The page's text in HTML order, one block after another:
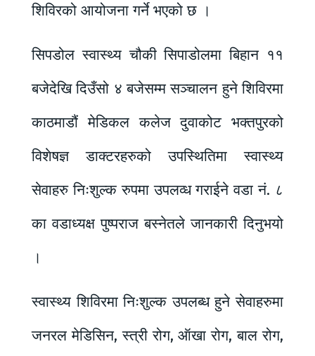
शिविरको आयोजना गर्ने भएको छ ।
सिपडोल स्वास्थ्य चौकी सिपाडोलमा बिहान ११
बजेदेखि दिउँसो ४ बजेसम्म सञ्चालन हुने शिविरमा
काठमाडौं मेडिकल कलेज दुवाकोट भक्तपुरको
विशेषज्ञ डाक्टरहरुको उपस्थितिमा स्वास्थ्य
सेवाहरु निःशुल्क रुपमा उपलव्ध गराईने वडा नं. ८
का वडाध्यक्ष पुष्पराज बस्नेतले जानकारी दिनुभयो
।
स्वास्थ्य शिविरमा निःशुल्क उपलब्ध हुने सेवाहरुमा
जनरल मेडिसिन, स्त्री रोग, ऑखा रोग, बाल रोग,